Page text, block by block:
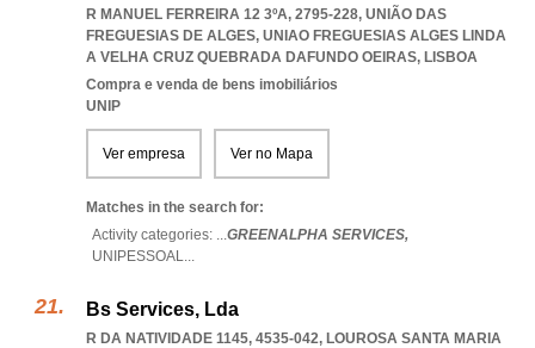
R MANUEL FERREIRA 12 3ºA, 2795-228, UNIÃO DAS
FREGUESIAS DE ALGES, UNIAO FREGUESIAS ALGES LINDA
A VELHA CRUZ QUEBRADA DAFUNDO OEIRAS, LISBOA
Compra e venda de bens imobiliários
UNIP
Ver empresa Ver no Mapa
Matches in the search for:
Activity categories: ...GREENALPHA SERVICES,
UNIPESSOAL...
Bs Services, Lda
R DA NATIVIDADE 1145, 4535-042, LOUROSA SANTA MARIA